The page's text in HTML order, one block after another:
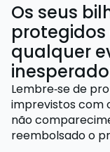
Os seus
qualquer
Lembre‑se de
imprevistos com
não
reembolsado o